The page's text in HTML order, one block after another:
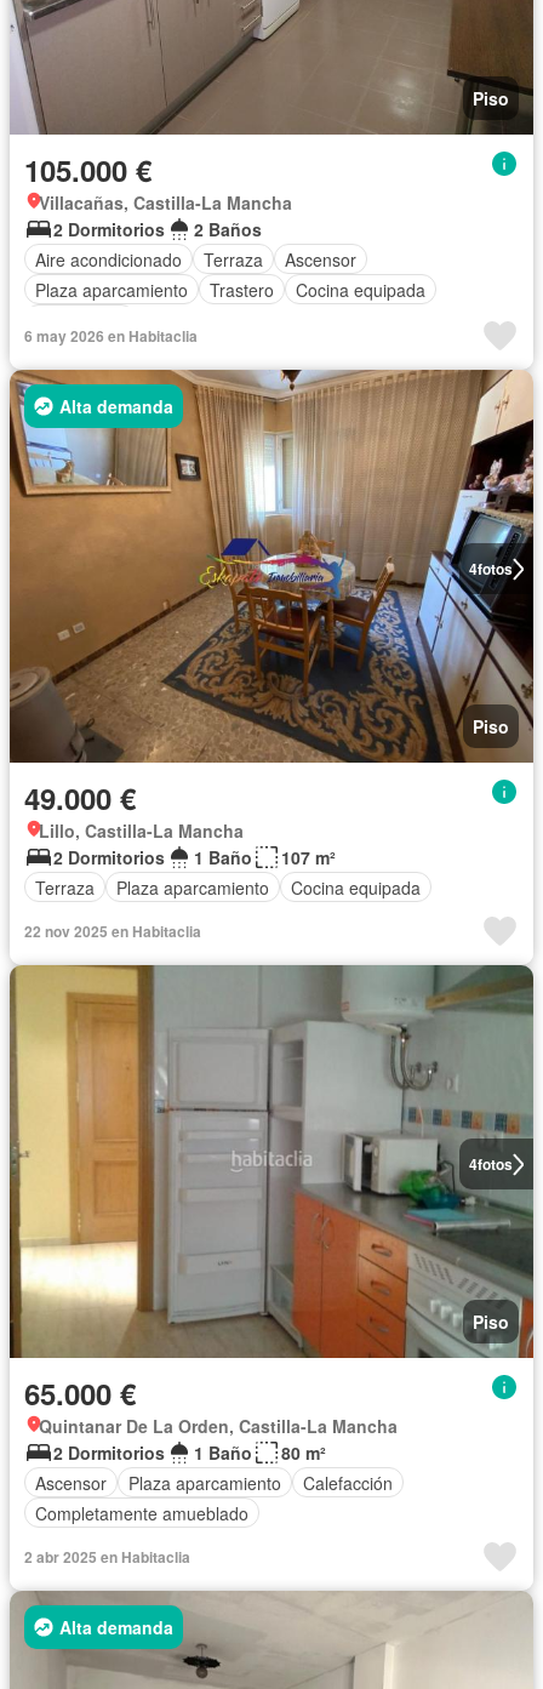
Piso
105.000 €
Villacañas, Castilla-La Mancha
2 Dormitorios
2 Baños
Aire acondicionado
Terraza
Ascensor
Plaza aparcamiento
Trastero
Cocina equipada
6 may 2026 en Habitaclia
4fotos
Alta demanda
Piso
49.000 €
Lillo, Castilla-La Mancha
2 Dormitorios
1 Baño
107 m²
Terraza
Plaza aparcamiento Cocina equipada
22 nov 2025 en Habitaclia
4fotos
Piso
65.000 €
Quintanar De La Orden, Castilla-La Mancha
2 Dormitorios
1 Baño
80 m²
Ascensor
Plaza aparcamiento
Calefacción
Completamente amueblado
2 abr 2025 en Habitaclia
Alta demanda